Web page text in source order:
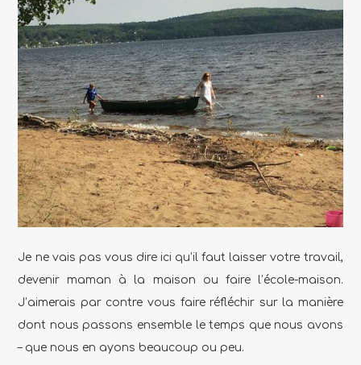
Je ne vais pas vous dire ici qu’il faut laisser votre travail,
devenir maman à la maison ou faire l’école-maison.
J’aimerais par contre vous faire réfléchir sur la manière
dont nous passons ensemble le temps que nous avons
– que nous en ayons beaucoup ou peu.